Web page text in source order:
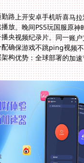
路上开安卓手机听喜马
放。晚间PS5玩国服原
央视频纪录片。同一账
配确保游戏不跳ping视频
构优势：全球部署的加